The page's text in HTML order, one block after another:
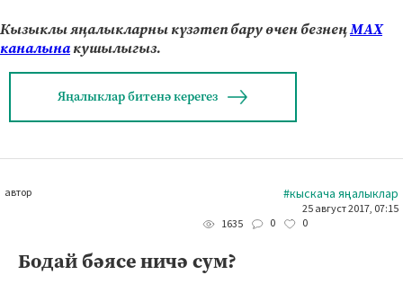
Кызыклы яңалыкларны күзәтеп бару өчен безнеңМАХ
каналынакушылыгыз.
Яңалыклар битенә керегез
автор #кыскача яңалыклар
25 август 2017, 07:15
1635
0 0
Бодай бәясе ничә сум?